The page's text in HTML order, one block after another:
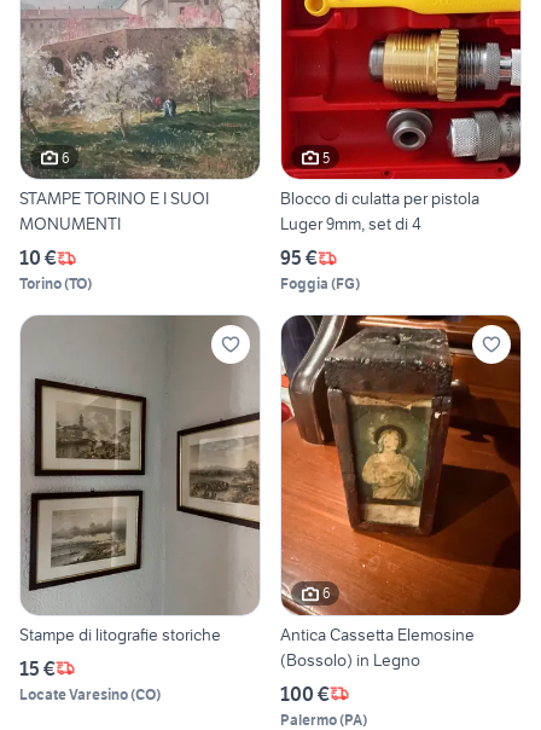
6
STAMPE TORINO E I SUOI
MONUMENTI
10 €
Torino(TO)
5
Blocco di culatta per pistola
Luger 9mm, set di 4
95 €
Foggia (FG)
Stampe di litografie storiche
15 €
Locate Varesino(CO)
6
Antica Cassetta Elemosine
(Bossolo) in Legno
100 €
Palermo(PA)